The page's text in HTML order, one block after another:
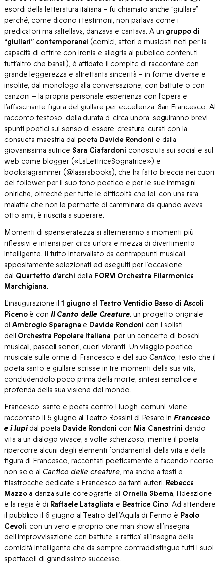
esordi della letteratura italiana – fu chiamato anche “giullare”
perché, come dicono i testimoni, non parlava come i
predicatori ma saltellava, danzava e cantava. A un gruppo di
“giullari” contemporanei (comici, attori e musicisti noti per la
capacità di offrire con ironia e allegria al pubblico contenuti
tutt’altro che banali), è affidato il compito di raccontare con
grande leggerezza e altrettanta sincerità – in forme diverse e
insolite, dal monologo alla conversazione, con battute o con
canzoni – la propria personale esperienza con l’opera e
l’affascinante figura del giullare per eccellenza, San Francesco. Al
racconto festoso, della durata di circa un’ora, seguiranno brevi
spunti poetici sul senso di essere ‘creature’ curati con la
consueta maestria dal poeta Davide Rondoni e dalla
giovanissima autrice Sara Ciafardoni conosciuta sui social e sul
web come blogger («LaLettriceSognatrice») e
bookstagrammer (@lasarabooks), che ha fatto breccia nei cuori
dei follower per il suo tono poetico e per le sue immagini
oniriche, oltreché per tutte le difficoltà che lei, con una rara
malattia che non le permette di camminare da quando aveva
otto anni, è riuscita a superare.
Momenti di spensieratezza si alterneranno a momenti più
riflessivi e intensi per circa un’ora e mezza di divertimento
intelligente. Il tutto intervallato da contrappunti musicali
appositamente selezionati ed eseguiti per l’occasione
dal Quartetto d’archi della FORM Orchestra Filarmonica
Marchigiana.
L’inaugurazione il 1 giugno al Teatro Ventidio Basso di Ascoli
Piceno è con Il Canto delle Creature, un progetto originale
di Ambrogio Sparagna e Davide Rondoni con i solisti
dell’Orchestra Popolare Italiana, per un concerto di boschi
musicali, pascoli sonori, cuori vibranti. Un viaggio poetico
musicale sulle orme di Francesco e del suo Cantico, testo che il
poeta santo e giullare scrisse in tre momenti della sua vita,
concludendolo poco prima della morte, sintesi semplice e
profonda della sua visione del mondo.
Francesco, santo e poeta contro i luoghi comuni, viene
raccontato il 5 giugno al Teatro Rossini di Pesaro in Francesco
e i lupidal poeta Davide Rondoni con Mia Canestrini dando
vita a un dialogo vivace, a volte scherzoso, mentre il poeta
ripercorre alcuni degli elementi fondamentali della vita e della
figura di Francesco, raccontati poeticamente e facendo ricorso
non solo al Cantico delle creature, ma anche a testi e
filastrocche dedicate a Francesco da tanti autori. Rebecca
Mazzola danza sulle coreografie di Ornella Sberna, l’ideazione
e la regia è di Raffaele Latagliata e Beatrice Cino. Ad attendere
il pubblico il 6 giugno al Teatro dell’Aquila di Fermo è Paolo
Cevoli, con un vero e proprio one man show all’insegna
dell’improvvisazione con battute ’a raffica’ all’insegna della
comicità intelligente che da sempre contraddistingue tutti i suoi
spettacoli di grandissimo successo.